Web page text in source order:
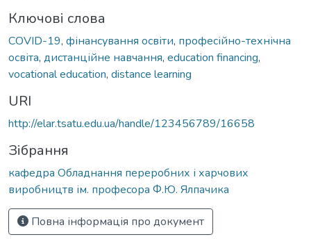
Ключові слова
COVID-19, фінансування освіти, професійно-технічна
освіта, дистанційне навчання, education financing,
vocational education, distance learning
URI
http://elar.tsatu.edu.ua/handle/123456789/16658
Зібрання
кафедра Обладнання переробних і харчових
виробництв ім. професора Ф.Ю. Ялпачика
Повна інформація про документ